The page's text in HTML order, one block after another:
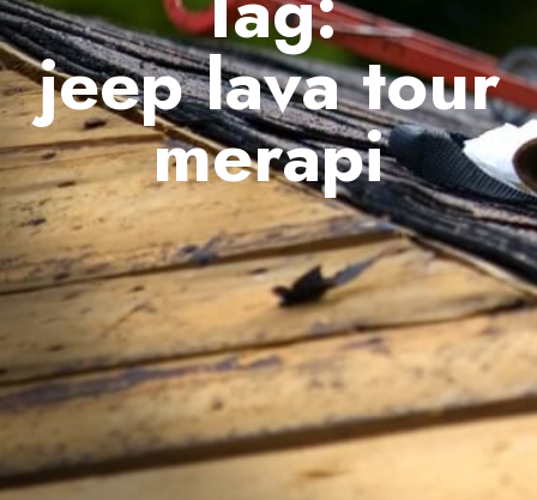
jeep lava tour
merapi